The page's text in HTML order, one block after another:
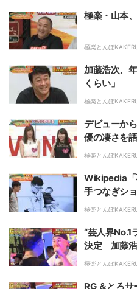
極楽・山本
極楽とんぼ
加藤浩次、
くらい」
極楽とんぼ
デビューか
優の凄さを
極楽とんぼ
Wikipedia「
手つなぎシ
極楽とんぼ
“芸人界No.1
決定 加藤浩
極楽とんぼ
RG ＆とろ